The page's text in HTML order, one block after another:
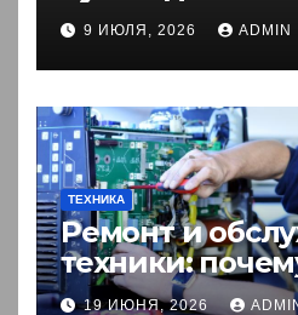
Кыргызстана
9 ИЮЛЯ, 2026 ADMIN
ТЕХНИКА
Ремонт и
техники:
выгоднее
19 ИЮНЯ, 2026